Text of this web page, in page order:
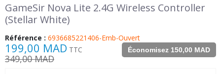
GameSir Nova Lite 2.4G Wireless Controller
(Stellar White)
Référence : 6936685221406-Emb-Ouvert
Économisez 150,00 MAD
199,00 MAD TTC
349,00 MAD